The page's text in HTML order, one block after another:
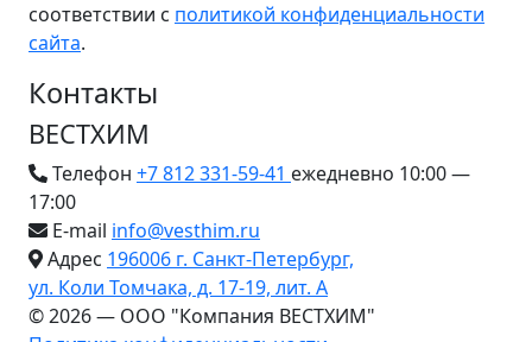
соответствии с политикой конфиденциальности
сайта.
Контакты
ВЕСТХИМ
Телефон +7 812 331-59-41 ежедневно 10:00 —
17:00
E-mail info@vesthim.ru
Адрес 196006 г. Санкт-Петербург,
ул. Коли Томчака, д. 17-19, лит. А
© 2026 — ООО "Компания ВЕСТХИМ"